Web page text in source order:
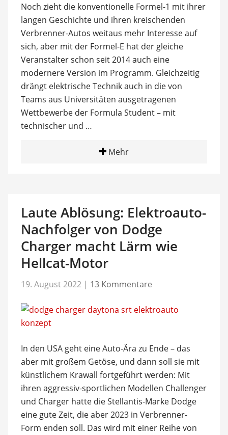
Noch zieht die konventionelle Formel-1 mit ihrer
langen Geschichte und ihren kreischenden
Verbrenner-Autos weitaus mehr Interesse auf
sich, aber mit der Formel-E hat der gleiche
Veranstalter schon seit 2014 auch eine
modernere Version im Programm. Gleichzeitig
drängt elektrische Technik auch in die von
Teams aus Universitäten ausgetragenen
Wettbewerbe der Formula Student – mit
technischer und …
Mehr
Laute Ablösung: Elektroauto-
Nachfolger von Dodge
Charger macht Lärm wie
Hellcat-Motor
19. August 2022 | 13 Kommentare
In den USA geht eine Auto-Ära zu Ende – das
aber mit großem Getöse, und dann soll sie mit
künstlichem Krawall fortgeführt werden: Mit
ihren aggressiv-sportlichen Modellen Challenger
und Charger hatte die Stellantis-Marke Dodge
eine gute Zeit, die aber 2023 in Verbrenner-
Form enden soll. Das wird mit einer Reihe von